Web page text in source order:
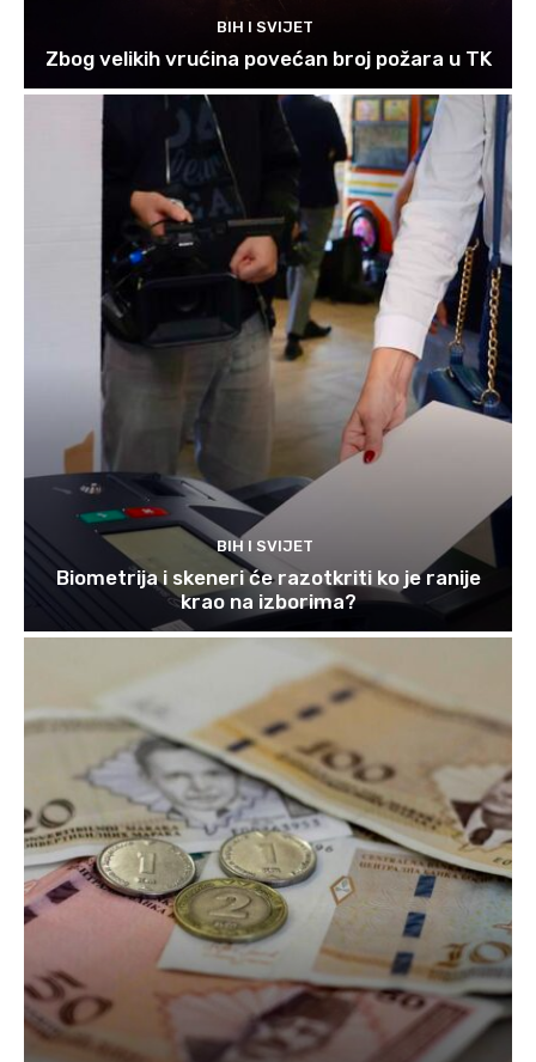
BIH I SVIJET
Zbog velikih vrućina povećan broj požara u TK
BIH I SVIJET
Biometrija i skeneri će razotkriti ko je ranije
krao na izborima?